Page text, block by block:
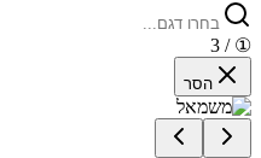
①
/ 3
הסר